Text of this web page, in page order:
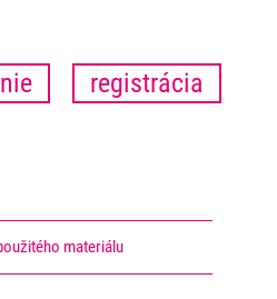
registrácia